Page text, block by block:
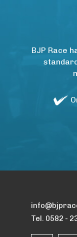
BJP Race
Tel. 0582 -